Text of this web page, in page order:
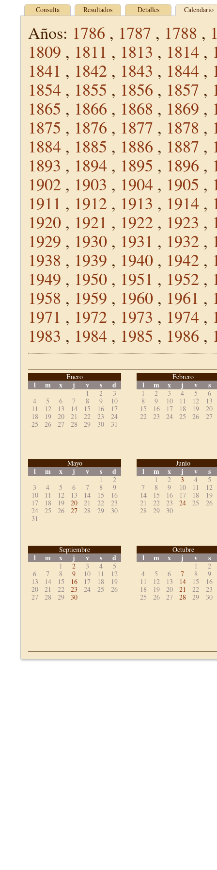
Consulta Resultados Detalles Calendario
Años: 1786 , 1787 , 1788 ,
1809 , 1811 , 1813 , 1814 ,
1841 , 1842 , 1843 , 1844 ,
1854 , 1855 , 1856 , 1857 ,
1865 , 1866 , 1868 , 1869 ,
1875 , 1876 , 1877 , 1878 ,
1884 , 1885 , 1886 , 1887 ,
1893 , 1894 , 1895 , 1896 ,
1902 , 1903 , 1904 , 1905 ,
1911 , 1912 , 1913 , 1914 ,
1920 , 1921 , 1922 , 1923 ,
1929 , 1930 , 1931 , 1932 ,
1938 , 1939 , 1940 , 1942 ,
1949 , 1950 , 1951 , 1952 ,
1958 , 1959 , 1960 , 1961 ,
1971 , 1972 , 1973 , 1974 ,
1983 , 1984 , 1985 , 1986 ,
Enero
l m x j v s d
1 2
3
4
5 6 7 8 9
10
11
12 13 14 15 16
17
18
19 20 21 22 23
24
25
26 27 28 29 30 31
Febrero
l m x j v s
1 2 3 4 5
6
8
9 10 11 12
13
15
16 17 18 19
20
22
23 24 25 26 27
Mayo
l m x j v s d
1
2
3
4 5 6 7 8
9
10
11 12 13 14 15
16
17
18 19 20 21 22
23
24
25 26 27 28 29
30
31
Junio
l m x j v s
1 2 3 4
5
7
8 9 10 11
12
14
15 16 17 18
19
21
22 23 24 25
26
28
29 30
Septiembre
l m x j v s d
1 2 3 4
5
6
7 8 9 10 11
12
13
14 15 16 17 18
19
20
21 22 23 24 25
26
27
28 29 30
Octubre
l m x j v s
1
2
4
5 6 7 8
9
11
12 13 14 15
16
18
19 20 21 22
23
25
26 27 28 29 30